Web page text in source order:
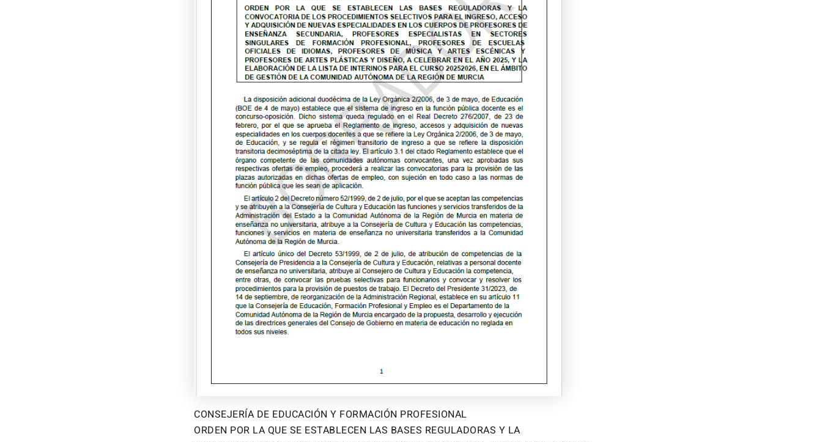
CONSEJERÍA DE EDUCACIÓN Y FORMACIÓN PROFESIONAL
ORDEN POR LA QUE SE ESTABLECEN LAS BASES REGULADORAS Y LA